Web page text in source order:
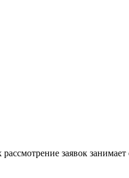
заявок